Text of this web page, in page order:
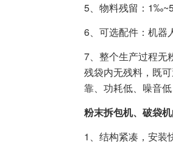
5、物料残留：
6、可选配件：机器
7、整个生产过程无
残袋内无残料，既
靠、功耗低、噪音
粉末拆包机、破袋
1、结构紧凑，安装